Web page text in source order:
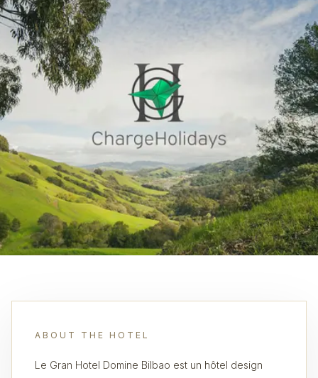
ABOUT THE HOTEL
Le Gran Hotel Domine Bilbao est un hôtel design